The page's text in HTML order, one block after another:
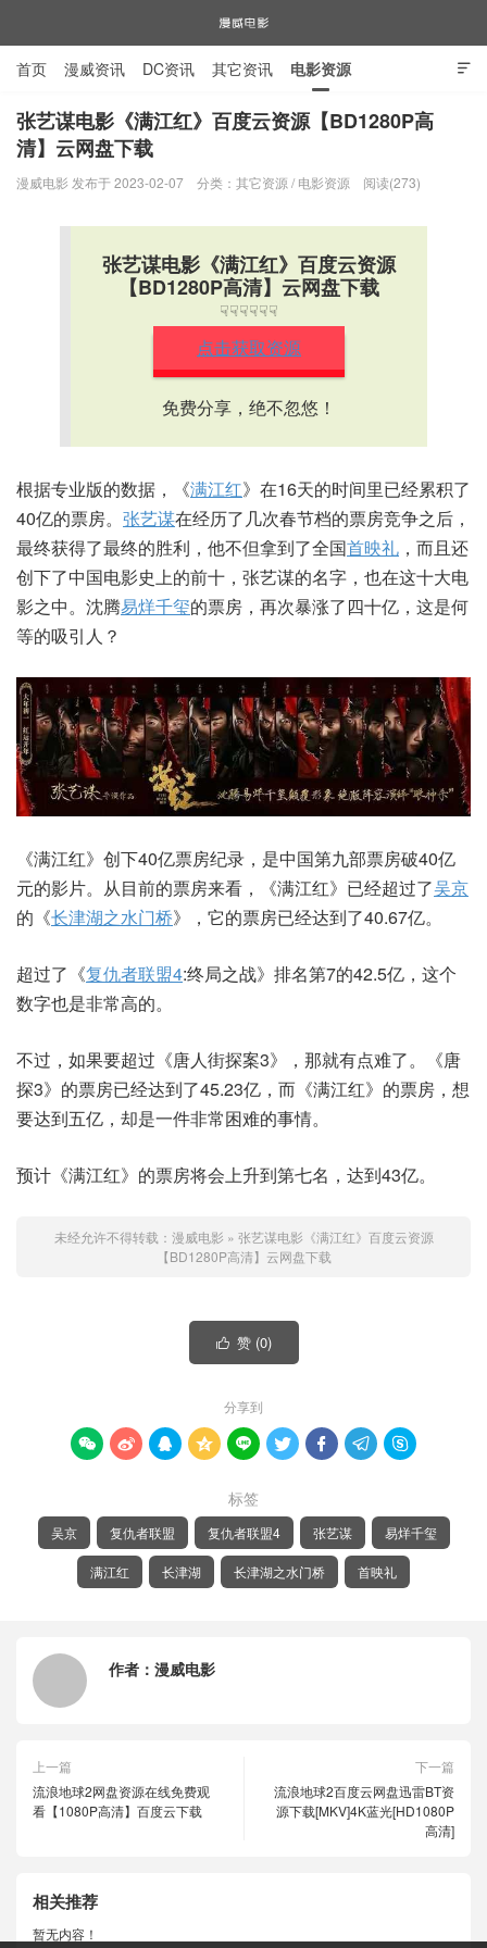
漫威电影

首页 漫威资讯 DC资讯 其它资讯 电影资源
电视剧资源 漫威图片
张艺谋电影《满江红》百度云资源【BD1280P高
清】云网盘下载
漫威电影 发布于 2023-02-07 分类： 其它资源 / 电影资源 阅读(273)
张艺谋电影《满江红》百度云资源
【BD1280P高清】云网盘下载
☟☟☟☟☟☟
点击获取资源
免费分享，绝不忽悠！
根据专业版的数据，《满江红》在16天的时间里已经累积了
40亿的票房。 张艺谋在经历了几次春节档的票房竞争之后，
最终获得了最终的胜利，他不但拿到了全国首映礼 ，而且还
创下了中国电影史上的前十，张艺谋的名字，也在这十大电
影之中。沈腾易烊千玺的票房，再次暴涨了四十亿，这是何
等的吸引人？
《满江红》创下40亿票房纪录，是中国第九部票房破40亿
元的影片。从目前的票房来看，《满江红》已经超过了吴京
的《长津湖之水门桥》，它的票房已经达到了40.67亿。
超过了《复仇者联盟4:终局之战》排名第7的42.5亿，这个
数字也是非常高的。
不过，如果要超过《唐人街探案3》，那就有点难了。《唐
探3》的票房已经达到了45.23亿，而《满江红》的票房，想
要达到五亿，却是一件非常困难的事情。
预计《满江红》的票房将会上升到第七名，达到43亿。
未经允许不得转载： 漫威电影 » 张艺谋电影《满江红》百度云资源
【BD1280P高清】云网盘下载
 赞 (0)
分享到
        
标签
吴京 复仇者联盟 复仇者联盟4 张艺谋 易烊千玺
满江红 长津湖 长津湖之水门桥 首映礼
作者： 漫威电影
上一篇
流浪地球2网盘资源在线免费观
看【1080P高清】百度云下载
下一篇
流浪地球2百度云网盘迅雷BT资
源下载[MKV]4K蓝光[HD1080P
高清]
相关推荐
暂无内容！